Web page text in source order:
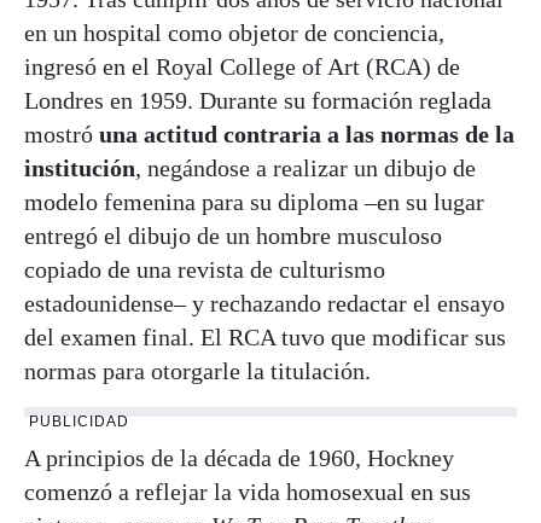
en un hospital como objetor de conciencia,
ingresó en el Royal College of Art (RCA) de
Londres en 1959. Durante su formación reglada
mostró una actitud contraria a las normas de la
institución, negándose a realizar un dibujo de
modelo femenina para su diploma –en su lugar
entregó el dibujo de un hombre musculoso
copiado de una revista de culturismo
estadounidense– y rechazando redactar el ensayo
del examen final. El RCA tuvo que modificar sus
normas para otorgarle la titulación.
PUBLICIDAD
A principios de la década de 1960, Hockney
comenzó a reflejar la vida homosexual en sus